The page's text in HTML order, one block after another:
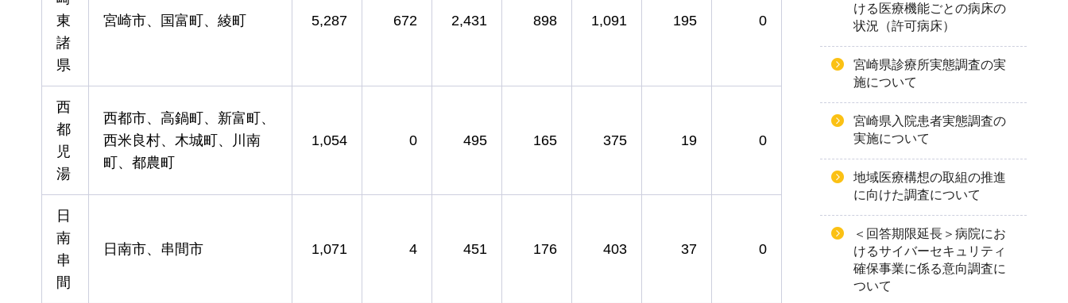
東
諸
県
宮崎市、国富町、綾町 5,287 672 2,431 898 1,091 195 0
西
都
児
湯
西都市、高鍋町、新富町、
西米良村、木城町、川南
町、都農町
1,054 0 495 165 375 19 0
日
南
串
間
日南市、串間市 1,071 4 451 176 403 37 0
ける医療機能ごとの病床の
状況（許可病床）
宮崎県診療所実態調査の実
施について
宮崎県入院患者実態調査の
実施について
地域医療構想の取組の推進
に向けた調査について
＜回答期限延長＞病院にお
けるサイバーセキュリティ
確保事業に係る意向調査に
ついて